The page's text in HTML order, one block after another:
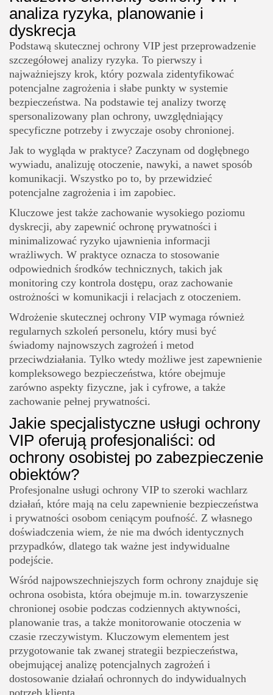
analiza ryzyka, planowanie i
dyskrecja
Podstawą skutecznej ochrony VIP jest przeprowadzenie
szczegółowej analizy ryzyka. To pierwszy i
najważniejszy krok, który pozwala zidentyfikować
potencjalne zagrożenia i słabe punkty w systemie
bezpieczeństwa. Na podstawie tej analizy tworzę
spersonalizowany plan ochrony, uwzględniający
specyficzne potrzeby i zwyczaje osoby chronionej.
Jak to wygląda w praktyce? Zaczynam od dogłębnego
wywiadu, analizuję otoczenie, nawyki, a nawet sposób
komunikacji. Wszystko po to, by przewidzieć
potencjalne zagrożenia i im zapobiec.
Kluczowe jest także zachowanie wysokiego poziomu
dyskrecji, aby zapewnić ochronę prywatności i
minimalizować ryzyko ujawnienia informacji
wrażliwych. W praktyce oznacza to stosowanie
odpowiednich środków technicznych, takich jak
monitoring czy kontrola dostępu, oraz zachowanie
ostrożności w komunikacji i relacjach z otoczeniem.
Wdrożenie skutecznej ochrony VIP wymaga również
regularnych szkoleń personelu, który musi być
świadomy najnowszych zagrożeń i metod
przeciwdziałania. Tylko wtedy możliwe jest zapewnienie
kompleksowego bezpieczeństwa, które obejmuje
zarówno aspekty fizyczne, jak i cyfrowe, a także
zachowanie pełnej prywatności.
Jakie specjalistyczne usługi ochrony
VIP oferują profesjonaliści: od
ochrony osobistej po zabezpieczenie
obiektów?
Profesjonalne usługi ochrony VIP to szeroki wachlarz
działań, które mają na celu zapewnienie bezpieczeństwa
i prywatności osobom ceniącym poufność. Z własnego
doświadczenia wiem, że nie ma dwóch identycznych
przypadków, dlatego tak ważne jest indywidualne
podejście.
Wśród najpowszechniejszych form ochrony znajduje się
ochrona osobista, która obejmuje m.in. towarzyszenie
chronionej osobie podczas codziennych aktywności,
planowanie tras, a także monitorowanie otoczenia w
czasie rzeczywistym. Kluczowym elementem jest
przygotowanie tak zwanej strategii bezpieczeństwa,
obejmującej analizę potencjalnych zagrożeń i
dostosowanie działań ochronnych do indywidualnych
potrzeb klienta.